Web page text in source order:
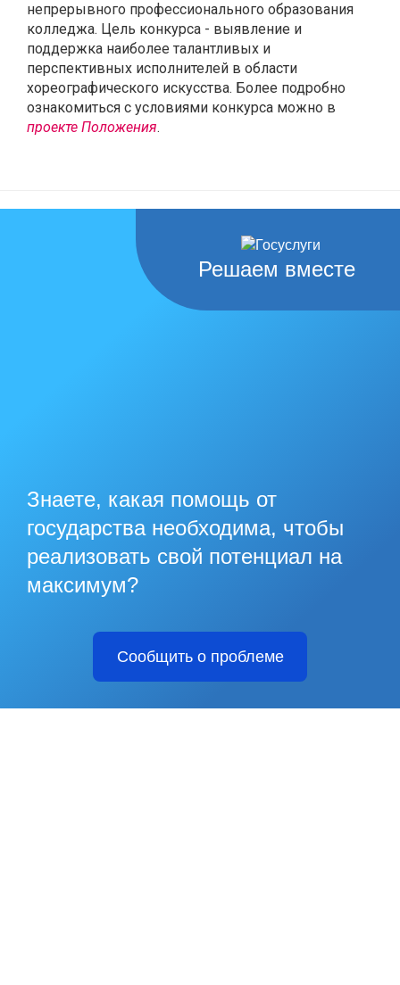
непрерывного профессионального образования
колледжа. Цель конкурса - выявление и
поддержка наиболее талантливых и
перспективных исполнителей в области
хореографического искусства. Более подробно
ознакомиться с условиями конкурса можно в
проекте Положения.
Решаем вместе
Знаете, какая помощь от
государства необходима, чтобы
реализовать свой потенциал на
максимум?
Сообщить о проблеме